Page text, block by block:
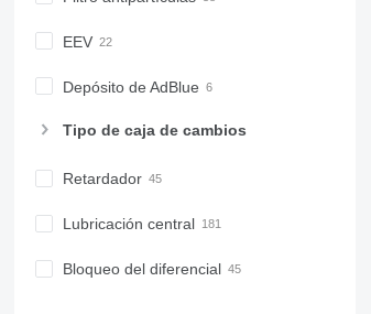
EEV
Depósito de AdBlue
Tipo de caja de cambios
Retardador
Lubricación central
Bloqueo del diferencial